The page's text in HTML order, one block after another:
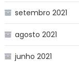
setembro 2021
agosto 2021
junho 2021